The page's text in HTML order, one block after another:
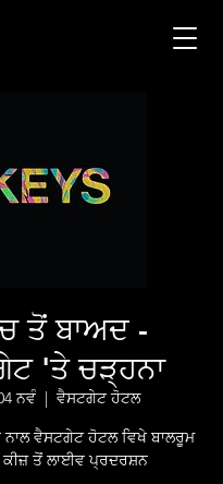
ਤੋਂ ਬਾਅਦ -
'ਤੇ ਚੜ੍ਹਨਾ
ਨਵੰ
  |
ਵੈਸਟਗੇਟ ਹੋਟਲ
ਵੈਸਟਗੇਟ ਹੋਟਲ ਵਿਖੇ ਬਾਲਰੂਮ
ਤੋਂ ਲਾਈਵ ਪ੍ਰਦਰਸ਼ਨ